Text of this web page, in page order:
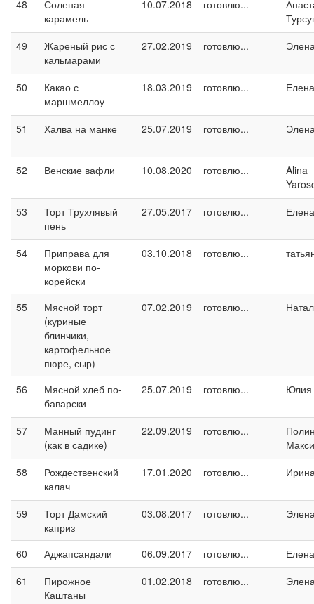
48
Соленая
карамель
10.07.2018 готовлю...
49
Жареный рис с
кальмарами
27.02.2019 готовлю...
50
Какао с
маршмеллоу
18.03.2019 готовлю...
51 Халва на манке 25.07.2019 готовлю...
52 Венские вафли 10.08.2020 готовлю...
Alina
53
Торт Трухлявый
пень
27.05.2017 готовлю...
54
Приправа для
моркови по-
корейски
03.10.2018 готовлю...
55
Мясной торт
(куриные
блинчики,
картофельное
пюре, сыр)
07.02.2019 готовлю...
56
Мясной хлеб по-
баварски
25.07.2019 готовлю... Юлия
57
Манный пудинг
(как в садике)
22.09.2019 готовлю...
58
Рождественский
калач
17.01.2020 готовлю...
59
Торт Дамский
каприз
03.08.2017 готовлю...
60 Аджапсандали 06.09.2017 готовлю...
Елена
61
Пирожное
Каштаны
01.02.2018 готовлю...